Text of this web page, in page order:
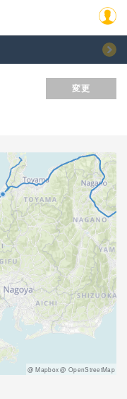
変更
@ Mapbox @ OpenStreetMap